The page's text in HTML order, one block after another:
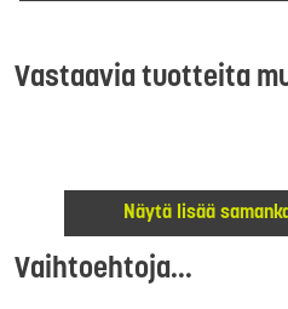
Vastaavia tuotteita
Näytä lisää
Vaihtoehtoja...